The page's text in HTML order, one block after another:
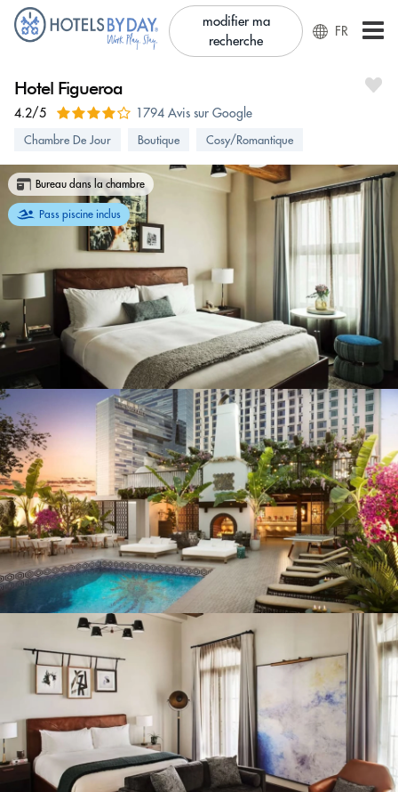
modifier ma
recherche
FR
Hotel Figueroa
4.2/5 1794 Avis sur Google
Chambre De Jour Boutique Cosy/Romantique
Bureau dans la chambre
Pass piscine inclus